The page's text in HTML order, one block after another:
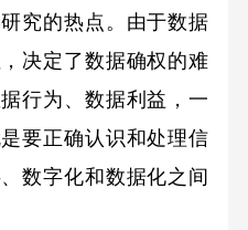
究的热点。由于数据
决定了数据确权的难
行为、数据利益，一
要正确认识和处理信
数字化和数据化之间